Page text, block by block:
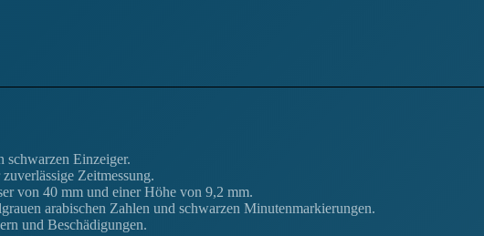
schwarzen Einzeiger.
Zeitmessung.
von 40 mm und einer Höhe von 9,2 mm.
arabischen Zahlen und schwarzen Minutenmarkierungen.
und Beschädigungen.